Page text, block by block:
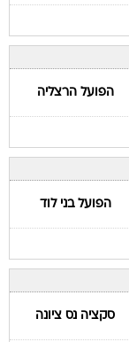
הפועל הרצליה
הפועל בני לוד
סקציה נס ציונה